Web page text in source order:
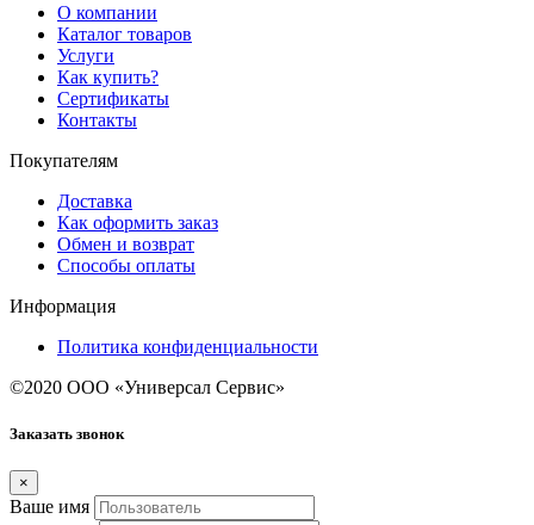
О компании
Каталог товаров
Услуги
Как купить?
Сертификаты
Контакты
Покупателям
Доставка
Как оформить заказ
Обмен и возврат
Способы оплаты
Информация
Политика конфиденциальности
©2020 ООО «Универсал Сервис»
Заказать звонок
×
Ваше имя